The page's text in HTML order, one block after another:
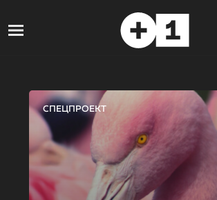
СПЕЦПРОЕКТ